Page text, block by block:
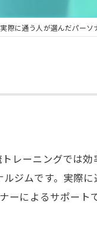
際に通う人が選んだパーソ
レーニングでは
ジムです。実際
ーによるサポート